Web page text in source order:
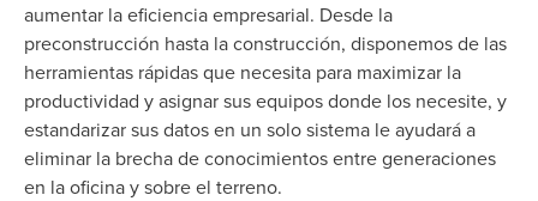
aumentar la eficiencia empresarial. Desde la
preconstrucción hasta la construcción, disponemos de las
herramientas rápidas que necesita para maximizar la
productividad y asignar sus equipos donde los necesite, y
estandarizar sus datos en un solo sistema le ayudará a
eliminar la brecha de conocimientos entre generaciones
en la oficina y sobre el terreno.